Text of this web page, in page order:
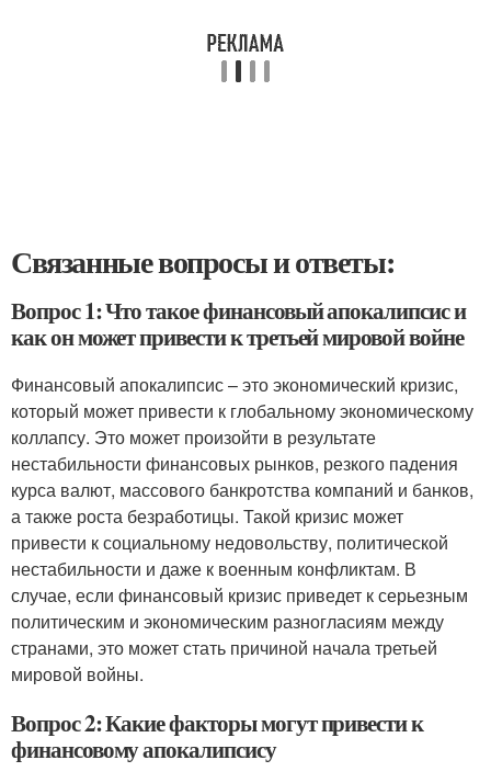
Связанные вопросы и ответы:
Вопрос 1: Что такое финансовый апокалипсис и
как он может привести к третьей мировой войне
Финансовый апокалипсис – это экономический кризис,
который может привести к глобальному экономическому
коллапсу. Это может произойти в результате
нестабильности финансовых рынков, резкого падения
курса валют, массового банкротства компаний и банков,
а также роста безработицы. Такой кризис может
привести к социальному недовольству, политической
нестабильности и даже к военным конфликтам. В
случае, если финансовый кризис приведет к серьезным
политическим и экономическим разногласиям между
странами, это может стать причиной начала третьей
мировой войны.
Вопрос 2: Какие факторы могут привести к
финансовому апокалипсису